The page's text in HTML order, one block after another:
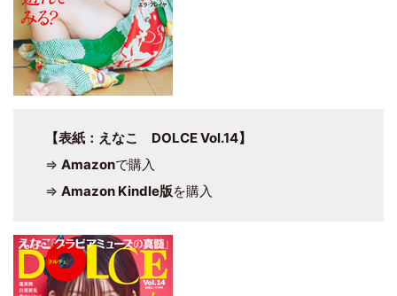
【表紙：えなこ DOLCE Vol.14】
⇒ Amazonで購入
⇒ Amazon Kindle版を購入